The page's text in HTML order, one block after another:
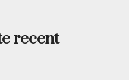
recent